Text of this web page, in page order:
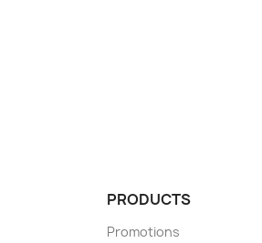
PRODUCTS
Promotions